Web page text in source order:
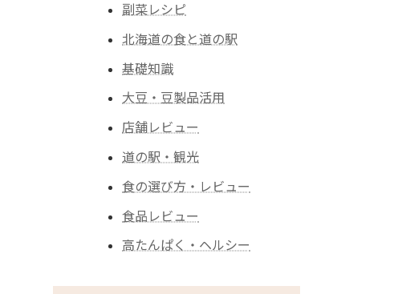
副菜レシピ
北海道の食と道の駅
基礎知識
大豆・豆製品活用
店舗レビュー
道の駅・観光
食の選び方・レビュー
食品レビュー
高たんぱく・ヘルシー